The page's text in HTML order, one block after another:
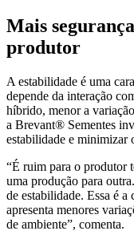
Mais
produtor
A estabilidade é uma
depende da interação
híbrido, menor a
a Brevant® Sementes
estabilidade e minimizar
“É ruim para o produtor
uma produção para
de estabilidade. Essa é
apresenta menores
de ambiente”, comenta.